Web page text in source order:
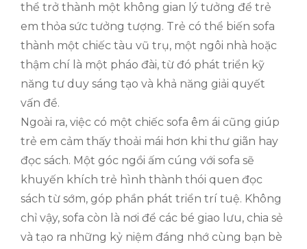
thể trở thành một không gian lý tưởng để trẻ
em thỏa sức tưởng tượng. Trẻ có thể biến sofa
thành một chiếc tàu vũ trụ, một ngôi nhà hoặc
thậm chí là một pháo đài, từ đó phát triển kỹ
năng tư duy sáng tạo và khả năng giải quyết
vấn đề.
Ngoài ra, việc có một chiếc sofa êm ái cũng giúp
trẻ em cảm thấy thoải mái hơn khi thư giãn hay
đọc sách. Một góc ngồi ấm cúng với sofa sẽ
khuyến khích trẻ hình thành thói quen đọc
sách từ sớm, góp phần phát triển trí tuệ. Không
chỉ vậy, sofa còn là nơi để các bé giao lưu, chia sẻ
và tạo ra những kỷ niệm đáng nhớ cùng bạn bè